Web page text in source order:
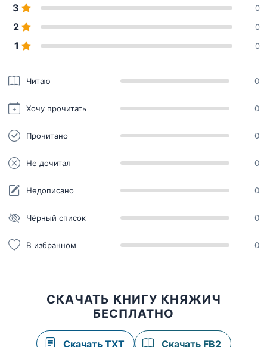
3 0
2 0
1 0
Читаю 0
Хочу прочитать 0
Прочитано 0
Не дочитал 0
Недописано 0
Чёрный список 0
В избранном 0
СКАЧАТЬ КНИГУ КНЯЖИЧ
БЕСПЛАТНО
Скачать TXT Скачать FB2